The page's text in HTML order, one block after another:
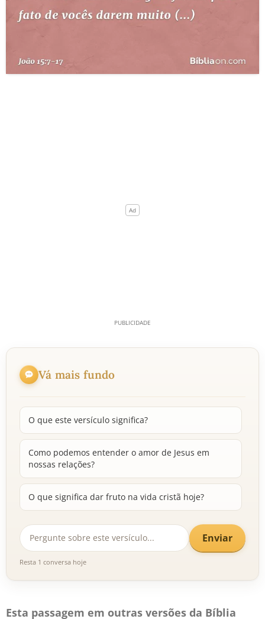
Vá mais fundo
O que este versículo significa?
Como podemos entender o amor de Jesus em
nossas relações?
O que significa dar fruto na vida cristã hoje?
Enviar
Resta 1 conversa hoje
Esta passagem em outras versões da Bíblia